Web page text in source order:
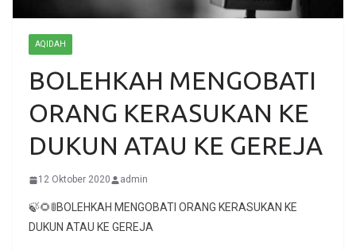
AQIDAH
BOLEHKAH MENGOBATI
ORANG KERASUKAN KE
DUKUN ATAU KE GEREJA
12 Oktober 2020 admin
🍃🌻🚦BOLEHKAH MENGOBATI ORANG KERASUKAN KE
DUKUN ATAU KE GEREJA